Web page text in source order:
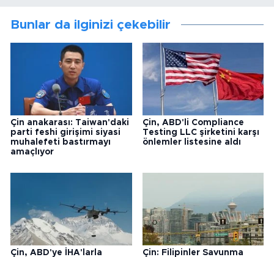
Bunlar da ilginizi çekebilir
Çin anakarası: Taiwan'daki
parti feshi girişimi siyasi
muhalefeti bastırmayı
amaçlıyor
Çin, ABD'li Compliance
Testing LLC şirketini karşı
önlemler listesine aldı
Çin, ABD'ye İHA'larla Çin: Filipinler Savunma